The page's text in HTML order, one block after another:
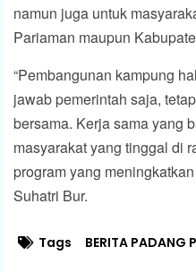
namun juga untuk
Pariaman maupun
“Pembangunan kampung
jawab pemerintah saja,
bersama. Kerja sama yang
masyarakat yang tinggal di
program yang
Suhatri Bur.
Tags BERITA PADANG